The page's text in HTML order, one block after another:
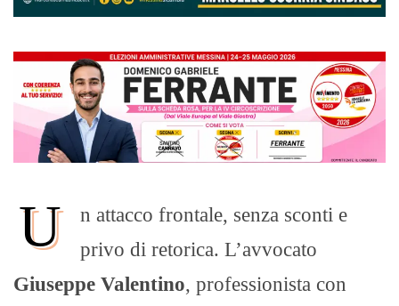
U
n attacco frontale, senza sconti e
privo di retorica. L’avvocato
Giuseppe Valentino, professionista con